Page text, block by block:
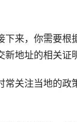
来，你需要
地址的相关证
关注当地的